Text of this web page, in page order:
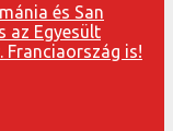
és San
az Egyesült
is!